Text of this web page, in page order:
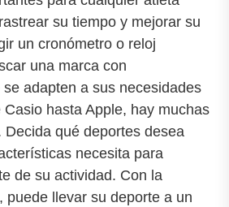
su tiempo y mejorar su
un cronómetro o reloj
una marca con
adapten a sus necesidades
hasta Apple, hay muchas
Decida qué deportes desea
necesita para
de su actividad. Con la
puede llevar su deporte a un